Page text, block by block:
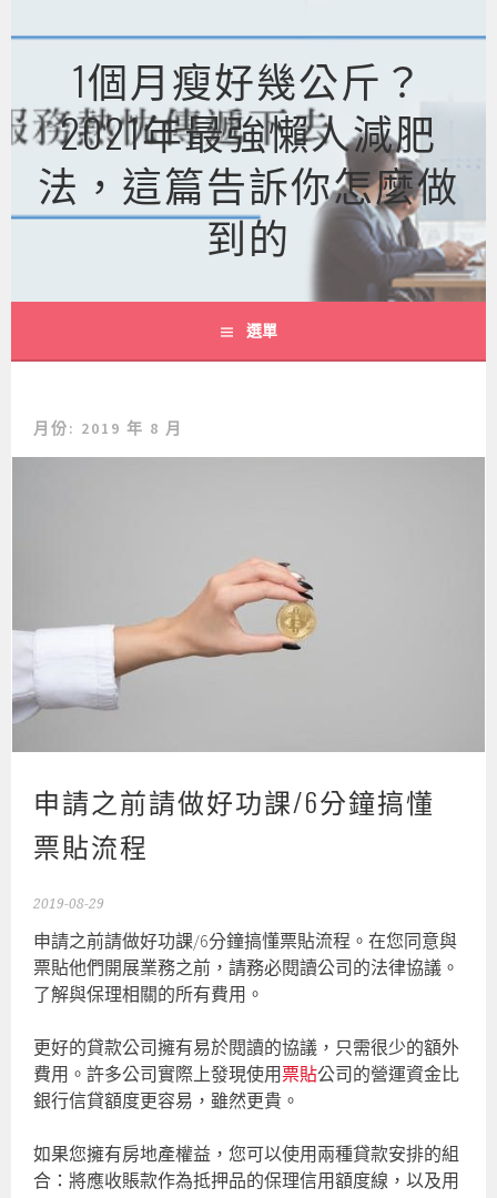
至
內
容
1個月瘦好幾公斤？
2021年最強懶人減肥
法，這篇告訴你怎麼做
到的
選單
月份: 2019 年 8 月
申請之前請做好功課/6分鐘搞懂
票貼流程
2019-08-29
申請之前請做好功課/6分鐘搞懂票貼流程。在您同意與
票貼他們開展業務之前，請務必閱讀公司的法律協議。
了解與保理相關的所有費用。
更好的貸款公司擁有易於閱讀的協議，只需很少的額外
費用。許多公司實際上發現使用票貼公司的營運資金比
銀行信貸額度更容易，雖然更貴。
如果您擁有房地產權益，您可以使用兩種貸款安排的組
合：將應收賬款作為抵押品的保理信用額度線，以及用